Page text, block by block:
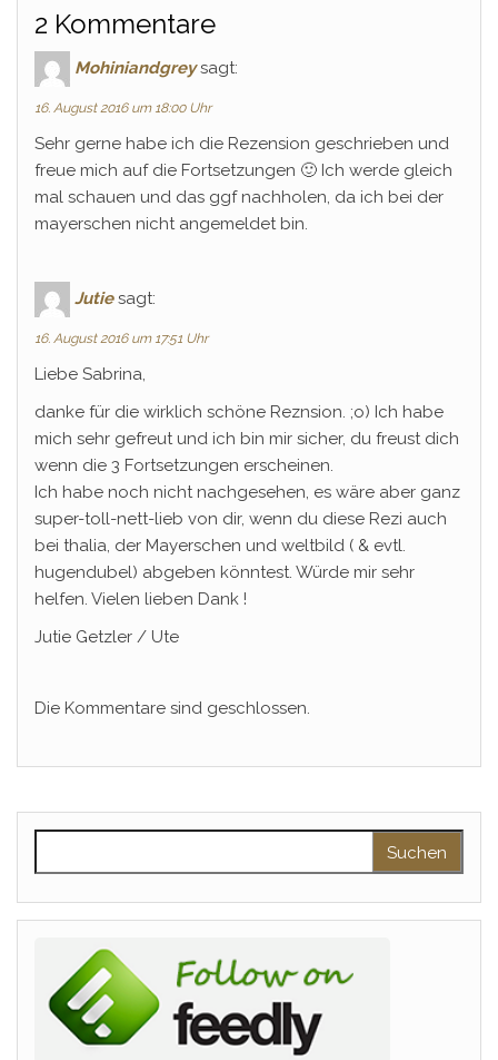
2 Kommentare
Mohiniandgrey sagt:
16. August 2016 um 18:00 Uhr
Sehr gerne habe ich die Rezension geschrieben und
freue mich auf die Fortsetzungen 🙂 Ich werde gleich
mal schauen und das ggf nachholen, da ich bei der
mayerschen nicht angemeldet bin.
Jutie sagt:
16. August 2016 um 17:51 Uhr
Liebe Sabrina,
danke für die wirklich schöne Reznsion. ;o) Ich habe
mich sehr gefreut und ich bin mir sicher, du freust dich
wenn die 3 Fortsetzungen erscheinen.
Ich habe noch nicht nachgesehen, es wäre aber ganz
super-toll-nett-lieb von dir, wenn du diese Rezi auch
bei thalia, der Mayerschen und weltbild ( & evtl.
hugendubel) abgeben könntest. Würde mir sehr
helfen. Vielen lieben Dank !
Jutie Getzler / Ute
Die Kommentare sind geschlossen.